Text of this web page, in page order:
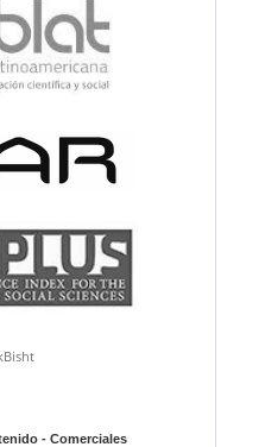
- Comerciales